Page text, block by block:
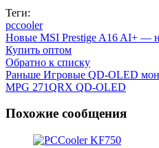
Теги:
pccooler
Новые MSI Prestige A16 AI+ —
Купить оптом
Обратно к списку
Раньше Игровые QD-OLED
MPG 271QRX QD-OLED
Похожие сообщения